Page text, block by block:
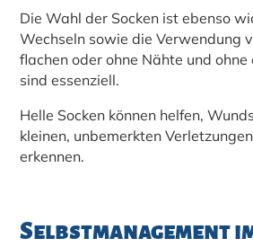
Die Wahl der Socken ist ebenso
Wechseln sowie die Verwendung
flachen oder ohne Nähte und ohne
sind essenziell.
Helle Socken können helfen,
kleinen, unbemerkten
erkennen.
Selbstmanagement